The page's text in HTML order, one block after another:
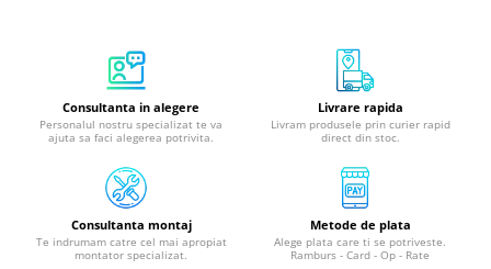
Consultanta in alegere
Personalul nostru specializat te va
ajuta sa faci alegerea potrivita.
Livrare rapida
Livram produsele prin curier rapid
direct din stoc.
Consultanta montaj
Te indrumam catre cel mai apropiat
montator specializat.
Metode de plata
Alege plata care ti se potriveste.
Ramburs - Card - Op - Rate